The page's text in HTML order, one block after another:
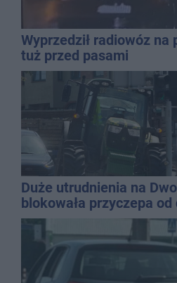
Wyprzedził radiowóz na
tuż przed pasami
Duże utrudnienia na
blokowała przyczepa